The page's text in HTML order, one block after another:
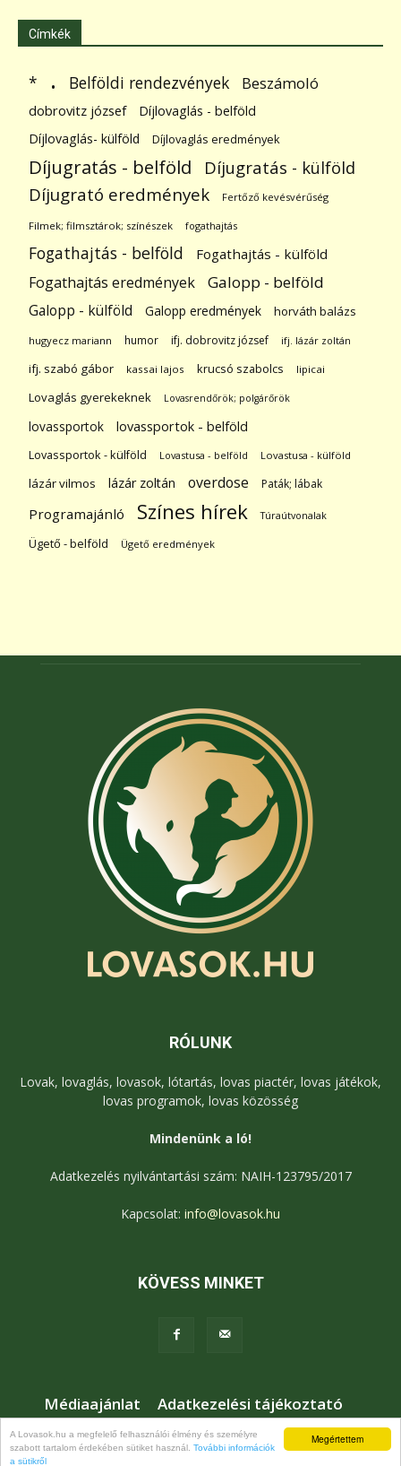
Megértettem
A Lovasok.hu a megfelelő felhasználói élmény és személyre
szabott tartalom érdekében sütiket használ. További információk
a sütikről
Címkék
* . Belföldi rendezvények Beszámoló
dobrovitz józsef
Díjlovaglás - belföld
Díjlovaglás- külföld
Díjlovaglás eredmények
Díjugratás - belföld Díjugratás - külföld
Díjugrató eredmények Fertőző kevésvérűség
Filmek; filmsztárok; színészek fogathajtás
Fogathajtás - belföld Fogathajtás - külföld
Fogathajtás eredmények Galopp - belföld
Galopp - külföld Galopp eredmények horváth balázs
hugyecz mariann humor ifj. dobrovitz józsef ifj. lázár zoltán
ifj. szabó gábor kassai lajos krucsó szabolcs lipicai
Lovaglás gyerekeknek Lovasrendőrök; polgárőrök
lovassportok lovassportok - belföld
Lovassportok - külföld Lovastusa - belföld Lovastusa - külföld
lázár vilmos lázár zoltán overdose Paták; lábak
Programajánló Színes hírek Túraútvonalak
Ügető - belföld Ügető eredmények
RÓLUNK
Lovak, lovaglás, lovasok, lótartás, lovas piactér, lovas játékok,
lovas programok, lovas közösség
Mindenünk a ló!
Adatkezelés nyilvántartási szám: NAIH-123795/2017
Kapcsolat: info@lovasok.hu
KÖVESS MINKET
Médiaajánlat
Adatkezelési tájékoztató
Jogi nyilatkozat
Karrier Kapcsolat
© Lovasok.hu